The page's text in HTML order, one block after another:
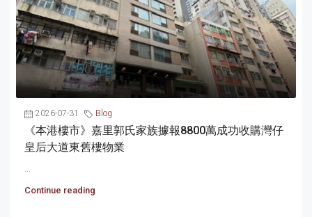
2026-07-31 Blog
《本港樓市》嘉里郭氏家族據報8800萬成功收購灣仔
皇后大道東舊樓物業
...
Continue reading